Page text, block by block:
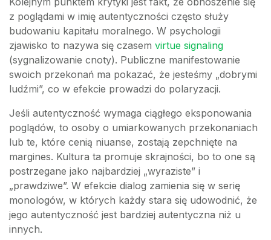
z poglądami w imię autentyczności często służy
budowaniu kapitału moralnego. W psychologii
zjawisko to nazywa się czasem virtue signaling
(sygnalizowanie cnoty). Publiczne manifestowanie
swoich przekonań ma pokazać, że jesteśmy „dobrymi
ludźmi”, co w efekcie prowadzi do polaryzacji.
Jeśli autentyczność wymaga ciągłego eksponowania
poglądów, to osoby o umiarkowanych przekonaniach
lub te, które cenią niuanse, zostają zepchnięte na
margines. Kultura ta promuje skrajności, bo to one są
postrzegane jako najbardziej „wyraziste” i
„prawdziwe”. W efekcie dialog zamienia się w serię
monologów, w których każdy stara się udowodnić, że
jego autentyczność jest bardziej autentyczna niż u
innych.